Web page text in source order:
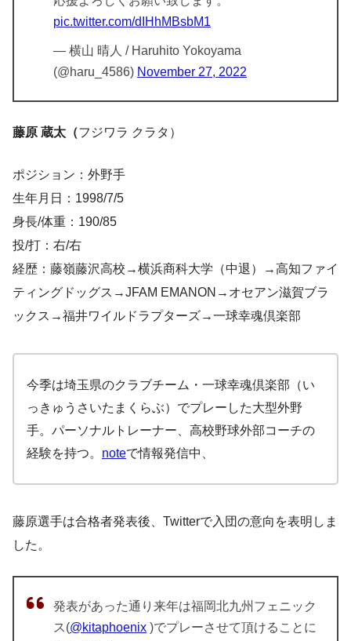
pic.twitter.com/dIHhMBsbM1
— 横山 晴人 / Haruhito Yokoyama
(@haru_4586) November 27, 2022
藤原 蔵太（フジワラ クラタ）
ポジション：外野手
生年月日：1998/7/5
身長/体重：190/85
投/打：右/右
経歴：藤嶺藤沢高校→横浜商科大学（中退）→高知ファイ
ティングドッグス→JFAM EMANON→オセアン滋賀ブラ
ックス→福井ワイルドラプターズ→一球幸魂倶楽部
今季は埼玉県のクラブチーム・一球幸魂倶楽部（い
っきゅうさいたまくらぶ）でプレーした大型外野
手。パーソナルトレーナー、高校野球外部コーチの
経験を持つ。 noteで情報発信中、
藤原選手は合格者発表後、Twitterで入団の意向を表明しま
した。
発表があった通り来年は福岡北九州フェニック
ス(@kitaphoenix )でプレーさせて頂けることに